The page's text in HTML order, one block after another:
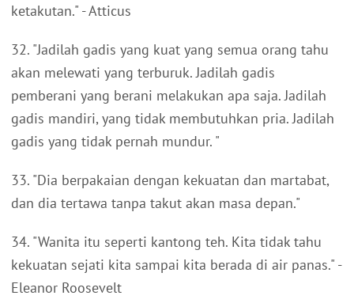
ketakutan." - Atticus
32. "Jadilah gadis yang kuat yang semua orang tahu
akan melewati yang terburuk. Jadilah gadis
pemberani yang berani melakukan apa saja. Jadilah
gadis mandiri, yang tidak membutuhkan pria. Jadilah
gadis yang tidak pernah mundur. "
33. "Dia berpakaian dengan kekuatan dan martabat,
dan dia tertawa tanpa takut akan masa depan."
34. "Wanita itu seperti kantong teh. Kita tidak tahu
kekuatan sejati kita sampai kita berada di air panas." -
Eleanor Roosevelt